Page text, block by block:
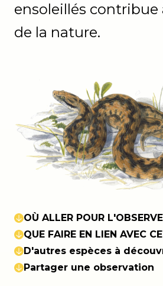
ensoleillés contribue
de la nature.
OÙ ALLER POUR
QUE FAIRE EN LIEN AVEC
D'autres espèces à
Partager une observation